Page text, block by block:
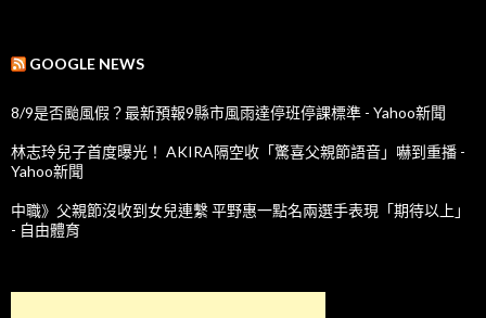
GOOGLE NEWS
8/9是否颱風假？最新預報9縣市風雨達停班停課標準 - Yahoo新聞
林志玲兒子首度曝光！ AKIRA隔空收「驚喜父親節語音」嚇到重播 -
Yahoo新聞
中職》父親節沒收到女兒連繫 平野惠一點名兩選手表現「期待以上」
- 自由體育